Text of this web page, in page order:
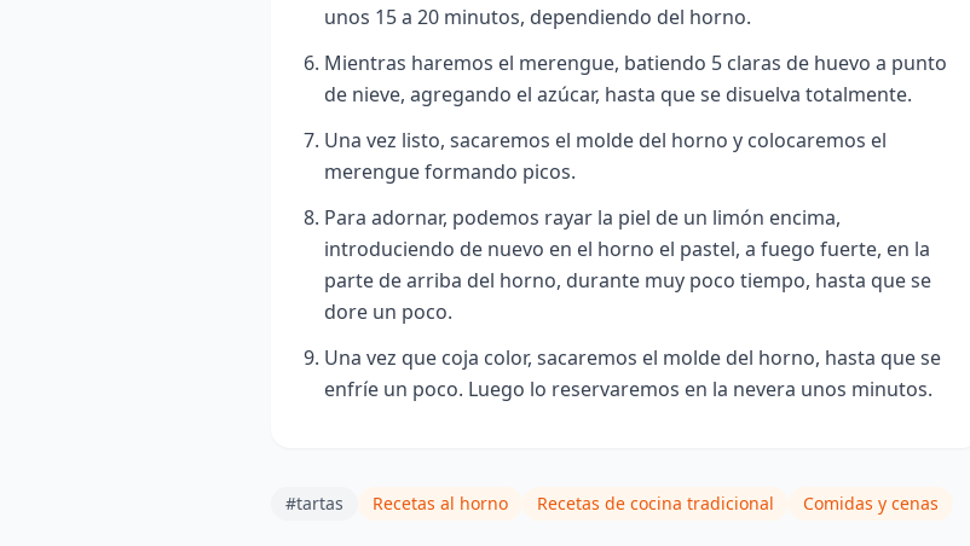
unos 15 a 20 minutos, dependiendo del horno.
Mientras haremos el merengue, batiendo 5 claras de huevo a punto
de nieve, agregando el azúcar, hasta que se disuelva totalmente.
Una vez listo, sacaremos el molde del horno y colocaremos el
merengue formando picos.
Para adornar, podemos rayar la piel de un limón encima,
introduciendo de nuevo en el horno el pastel, a fuego fuerte, en la
parte de arriba del horno, durante muy poco tiempo, hasta que se
dore un poco.
Una vez que coja color, sacaremos el molde del horno, hasta que se
enfríe un poco. Luego lo reservaremos en la nevera unos minutos.
#tartas Recetas al horno Recetas de cocina tradicional Comidas y cenas